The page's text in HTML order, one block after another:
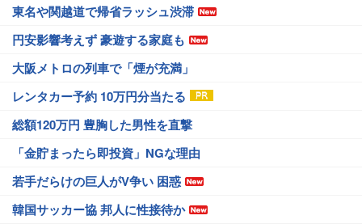
東名や関越道で帰省ラッシュ渋滞
円安影響考えず 豪遊する家庭も
大阪メトロの列車で「煙が充満」
レンタカー予約 10万円分当たる
総額120万円 豊胸した男性を直撃
「金貯まったら即投資」NGな理由
若手だらけの巨人がV争い 困惑
韓国サッカー協 邦人に性接待か